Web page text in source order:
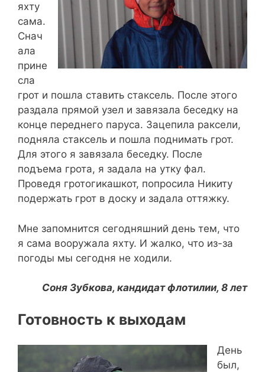
яхту
сама.
Снач
ала
прине
сла
грот и пошла ставить стаксель. После этого
раздала прямой узел и завязала беседку на
конце переднего паруса. Зацепила раксели,
подняла стаксель и пошла поднимать грот.
Для этого я завязала беседку. После
подъема грота, я задала на утку фал.
Проведя гротогикашкот, попросила Никиту
подержать грот в доску и задала оттяжку.
Мне запомнится сегодняшний день тем, что
я сама вооружала яхту. И жалко, что из-за
погоды мы сегодня не ходили.
Соня Зубкова, кандидат флотилии, 8 лет
Готовность к выходам
День
был,